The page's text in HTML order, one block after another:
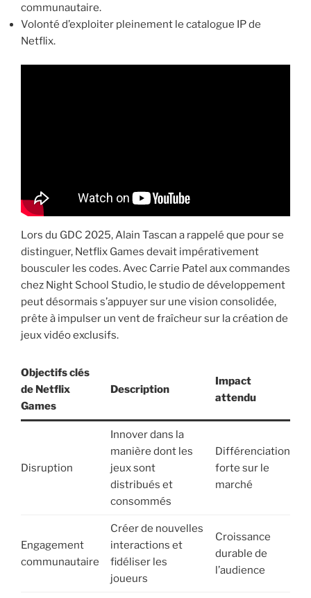
communautaire.
Volonté d’exploiter pleinement le catalogue IP de
Netflix.
Lors du GDC 2025, Alain Tascan a rappelé que pour se
distinguer, Netflix Games devait impérativement
bousculer les codes. Avec Carrie Patel aux commandes
chez Night School Studio, le studio de développement
peut désormais s’appuyer sur une vision consolidée,
prête à impulser un vent de fraîcheur sur la création de
jeux vidéo exclusifs.
Objectifs clés
de Netflix
Games
Description
Impact
attendu
Disruption
Innover dans la
manière dont les
jeux sont
distribués et
consommés
Différenciation
forte sur le
marché
Engagement
communautaire
Créer de nouvelles
interactions et
fidéliser les
joueurs
Croissance
durable de
l’audience